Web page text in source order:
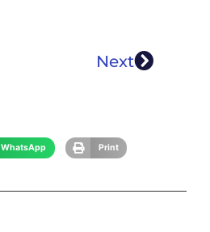
Next
WhatsApp Print